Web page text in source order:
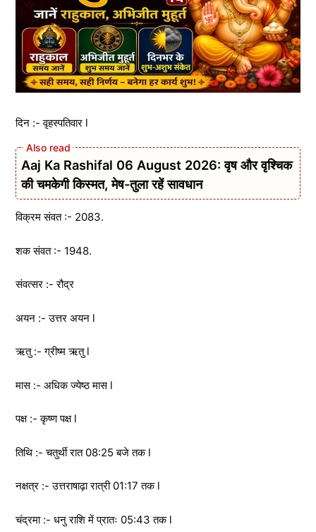
दिन :- वृहस्पतिवार l
Aaj Ka Rashifal 06 August 2026: वृष और वृश्चिक
की चमकेगी किस्मत, मेष-तुला रहें सावधान
विक्रम संवत :- 2083.
शक संवत :- 1948.
संवत्सर :- रौद्र
अयन :- उत्तर अयन l
ऋतु :- ग्रीष्म ऋतु l
मास :- अधिक ज्येष्ठ मास l
पक्ष :- कृष्ण पक्ष l
तिथि :- चतुर्थी रात 08:25 बजे तक l
नक्षत्र :- उत्तराषाढ़ा रात्री 01:17 तक l
चंद्रमा :- धनु राशि में प्रातः 05:43 तक l